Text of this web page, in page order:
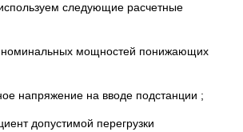
следующие расчетные
мощностей понижающих
напряжение на вводе подстанции ;
допустимой перегрузки